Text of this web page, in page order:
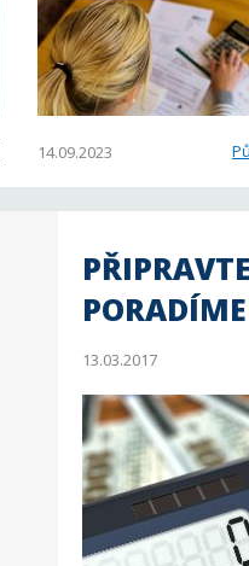
14.09.2023
13.03.2017